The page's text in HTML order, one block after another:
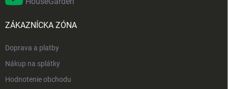
ZÁKAZNÍCKA ZÓNA
Doprava a platby
Nákup na splátky
Hodnotenie obchodu